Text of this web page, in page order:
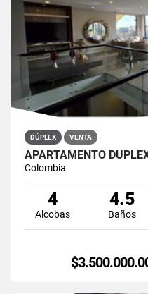
DÚPLEX VENTA
Colombia
4
Alcobas
4.5
Baños